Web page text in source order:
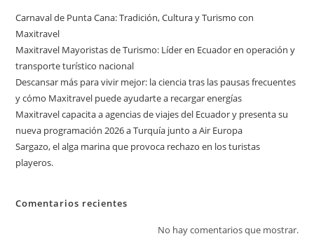
Carnaval de Punta Cana: Tradición, Cultura y Turismo con
Maxitravel
Maxitravel Mayoristas de Turismo: Líder en Ecuador en operación y
transporte turístico nacional
Descansar más para vivir mejor: la ciencia tras las pausas frecuentes
y cómo Maxitravel puede ayudarte a recargar energías
Maxitravel capacita a agencias de viajes del Ecuador y presenta su
nueva programación 2026 a Turquía junto a Air Europa
Sargazo, el alga marina que provoca rechazo en los turistas
playeros.
Comentarios recientes
No hay comentarios que mostrar.